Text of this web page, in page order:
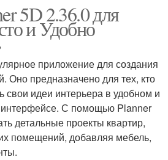
5D 2.36.0 для
и Удобно
приложение для создания
Оно предназначено для тех, кто
свои идеи интерьера в удобном и
интерфейсе. С помощью Planner
детальные проекты квартир,
помещений, добавляя мебель,